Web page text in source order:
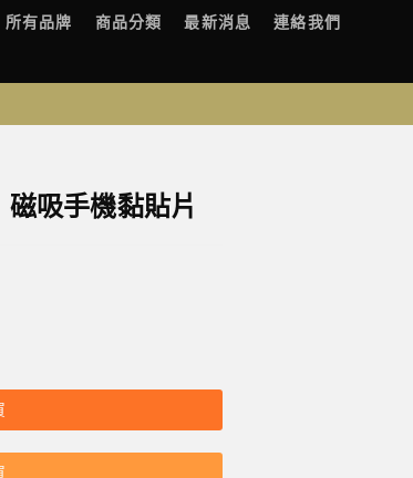
所有品牌 商品分類 最新消息 連絡我們
吸手機黏貼片